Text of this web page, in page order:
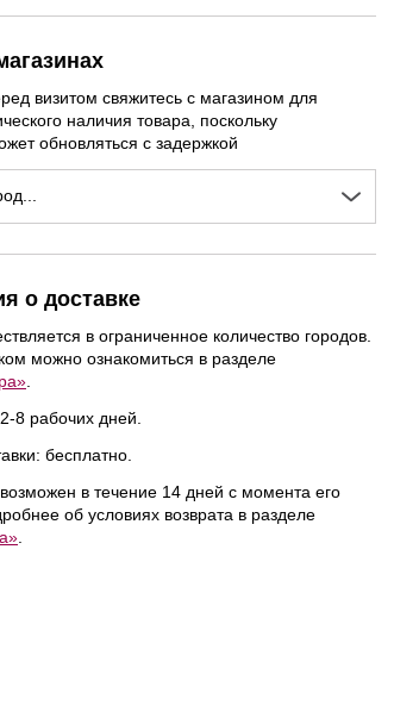
NEW NEW
визитом свяжитесь с магазином для
наличия товара, поскольку
обновляться с задержкой
о доставке
в ограниченное количество городов.
можно ознакомиться в разделе
8 рабочих дней.
бесплатно.
возможен в течение 14 дней с момента его
об условиях возврата в разделе